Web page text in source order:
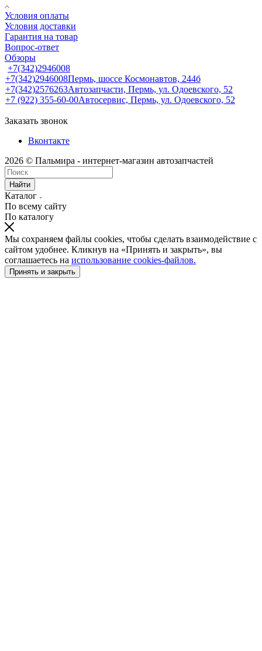
Условия оплаты
Условия доставки
Гарантия на товар
Вопрос-ответ
Обзоры
+7(342)2946008
+7(342)2946008Пермь, шоссе Космонавтов, 244б
+7(342)2576263Автозапчасти, Пермь, ул. Одоевского, 52
+7 (922) 355-60-00Автосервис, Пермь, ул. Одоевского, 52
Заказать звонок
Вконтакте
2026 © Пальмира - интернет-магазин автозапчастей
Найти
Каталог
По всему сайту
По каталогу
Мы сохраняем файлы cookies, чтобы сделать взаимодействие с
сайтом удобнее. Кликнув на «Принять и закрыть», вы
соглашаетесь на использование cookies-файлов.
Принять и закрыть